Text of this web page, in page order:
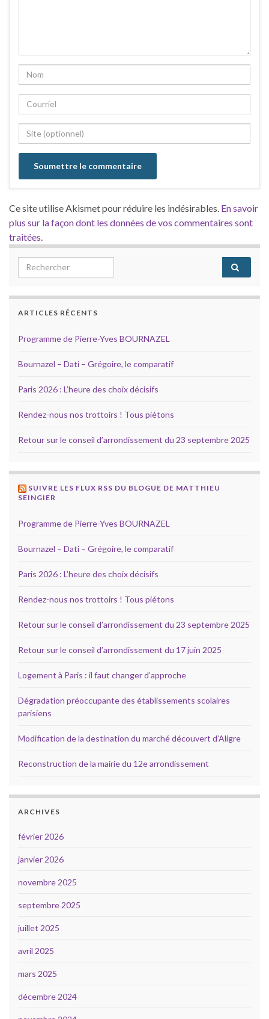
Ce site utilise Akismet pour réduire les indésirables. En savoir
plus sur la façon dont les données de vos commentaires sont
traitées
Search for:
ARTICLES RÉCENTS
Programme de Pierre-Yves BOURNAZEL
Bournazel – Dati – Grégoire, le comparatif
Paris 2026 : L’heure des choix décisifs
Rendez-nous nos trottoirs ! Tous piétons
Retour sur le conseil d’arrondissement du 23 septembre 2025
SUIVRE LES FLUX RSS DU BLOGUE DE MATTHIEU
SEINGIER
Programme de Pierre-Yves BOURNAZEL
Bournazel – Dati – Grégoire, le comparatif
Paris 2026 : L’heure des choix décisifs
Rendez-nous nos trottoirs ! Tous piétons
Retour sur le conseil d’arrondissement du 23 septembre 2025
Retour sur le conseil d’arrondissement du 17 juin 2025
Logement à Paris : il faut changer d’approche
Dégradation préoccupante des établissements scolaires
parisiens
Modification de la destination du marché découvert d’Aligre
Reconstruction de la mairie du 12e arrondissement
ARCHIVES
février 2026
janvier 2026
novembre 2025
septembre 2025
juillet 2025
avril 2025
mars 2025
décembre 2024